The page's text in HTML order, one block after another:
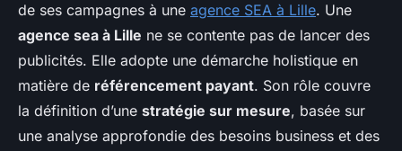
de ses campagnes à une agence SEA à Lille. Une
agence sea à Lille ne se contente pas de lancer des
publicités. Elle adopte une démarche holistique en
matière de référencement payant. Son rôle couvre
la définition d’une stratégie sur mesure, basée sur
une analyse approfondie des besoins business et des